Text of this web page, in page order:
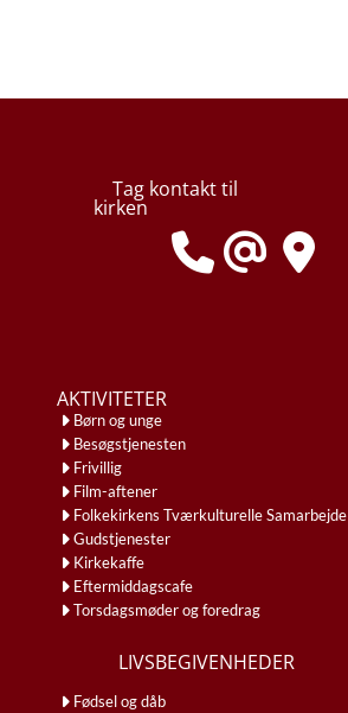
Tag kontakt til
kirken
AKTIVITETER
Børn og unge
Besøgstjenesten
Frivillig
Film-aftener
Folkekirkens Tværkulturelle Samarbejde
Gudstjenester
Kirkekaffe
Eftermiddagscafe
Torsdagsmøder og foredrag
LIVSBEGIVENHEDER
Fødsel og dåb